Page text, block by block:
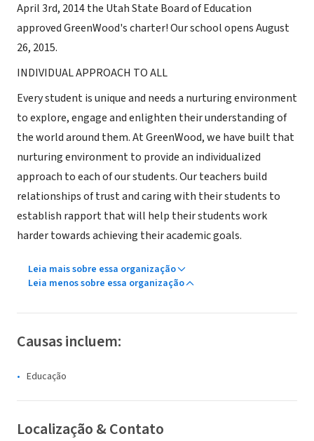
April 3rd, 2014 the Utah State Board of Education
approved GreenWood's charter! Our school opens August
26, 2015.
INDIVIDUAL APPROACH TO ALL
Every student is unique and needs a nurturing environment
to explore, engage and enlighten their understanding of
the world around them. At GreenWood, we have built that
nurturing environment to provide an individualized
approach to each of our students. Our teachers build
relationships of trust and caring with their students to
establish rapport that will help their students work
harder towards achieving their academic goals.
Leia mais sobre essa organização
Leia menos sobre essa organização
Causas incluem:
Educação
Localização & Contato